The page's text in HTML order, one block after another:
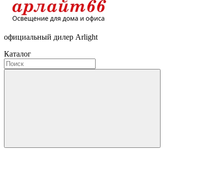
официальный дилер Arlight
Каталог